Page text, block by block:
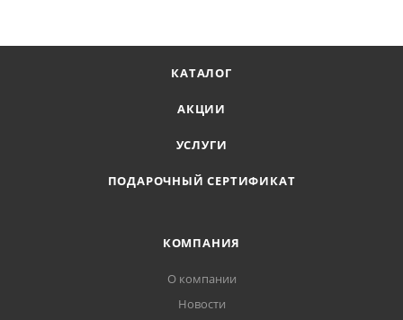
установки.
Коллекция: Новый год
Тип лампы: светодиоды
Провод: провод без вилки (USB)
КАТАЛОГ
АКЦИИ
УСЛУГИ
ПОДАРОЧНЫЙ СЕРТИФИКАТ
КОМПАНИЯ
О компании
Новости